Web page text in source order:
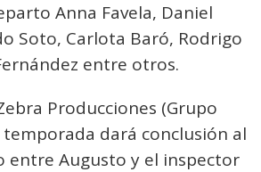
Anna Favela, Daniel
Soto, Carlota Baró, Rodrigo
entre otros.
Producciones (Grupo
temporada dará conclusión al
Augusto y el inspector